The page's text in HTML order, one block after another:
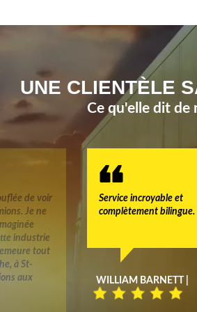
UNE CLIENTÈLE
Ce qu'elle dit de
de voir
Je ne
industrie
tout
à St-
aux
Service incroyable et
complètement bilingue.
WILLIAM BARNETT |